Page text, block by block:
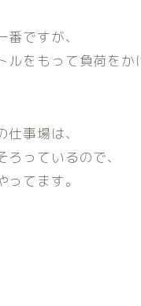
ですが、
をもって負荷をか
事場は、
っているので、
てます。